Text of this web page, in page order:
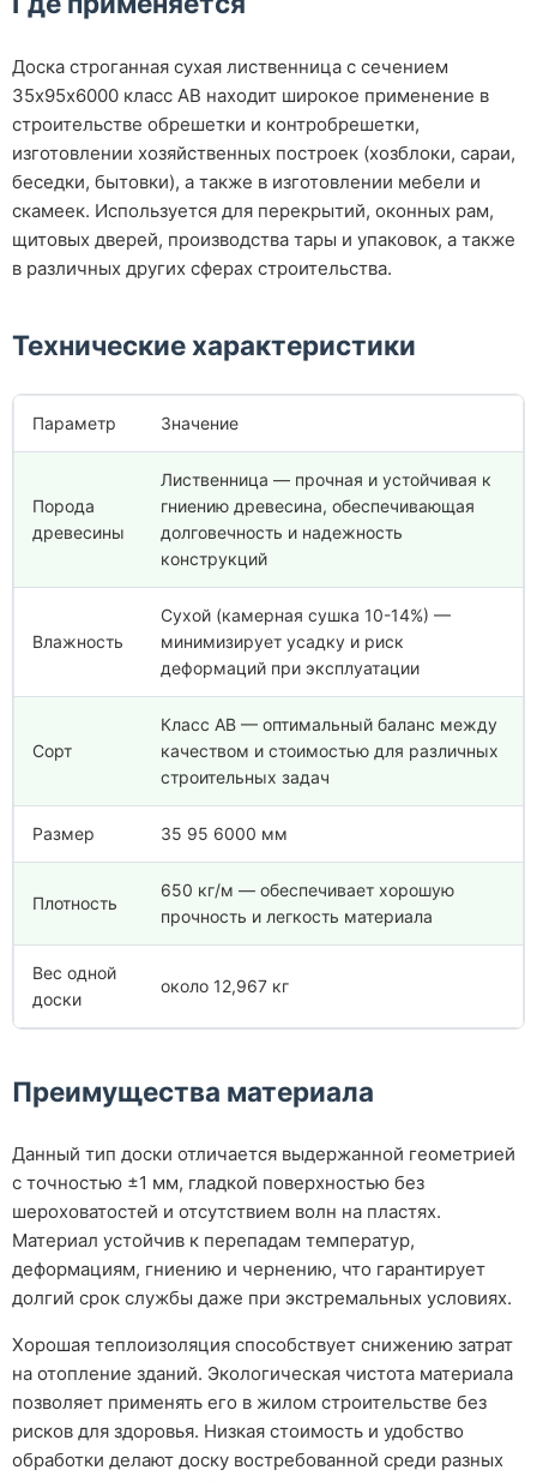
Доска строганная сухая лиственница с сечением
35х95х6000 класс АВ находит широкое применение в
строительстве обрешетки и контробрешетки,
изготовлении хозяйственных построек (хозблоки, сараи,
беседки, бытовки), а также в изготовлении мебели и
скамеек. Используется для перекрытий, оконных рам,
щитовых дверей, производства тары и упаковок, а также
в различных других сферах строительства.
Технические характеристики
Параметр Значение
Порода
древесины
Лиственница — прочная и устойчивая к
гниению древесина, обеспечивающая
долговечность и надежность
конструкций
Влажность
Сухой (камерная сушка 10-14%) —
минимизирует усадку и риск
деформаций при эксплуатации
Сорт
Класс АВ — оптимальный баланс между
качеством и стоимостью для различных
строительных задач
Размер 35 95 6000 мм
Плотность
650 кг/м — обеспечивает хорошую
прочность и легкость материала
Вес одной
доски
около 12,967 кг
Преимущества материала
Данный тип доски отличается выдержанной геометрией
с точностью ±1 мм, гладкой поверхностью без
шероховатостей и отсутствием волн на пластях.
Материал устойчив к перепадам температур,
деформациям, гниению и чернению, что гарантирует
долгий срок службы даже при экстремальных условиях.
Хорошая теплоизоляция способствует снижению затрат
на отопление зданий. Экологическая чистота материала
позволяет применять его в жилом строительстве без
рисков для здоровья. Низкая стоимость и удобство
обработки делают доску востребованной среди разных